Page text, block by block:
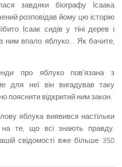
завдяки біографу Ісаака
розповідав йому цю історію
Ісаак сидів у тіні дерев і
ним впало яблуко… Як бачите,
про яблуко пов’язана з
для неї він вигадував таку
пояснити відкритий ним закон.
яблука виявився настільки
те, що всі знають правду.
свідомості вже більше 350